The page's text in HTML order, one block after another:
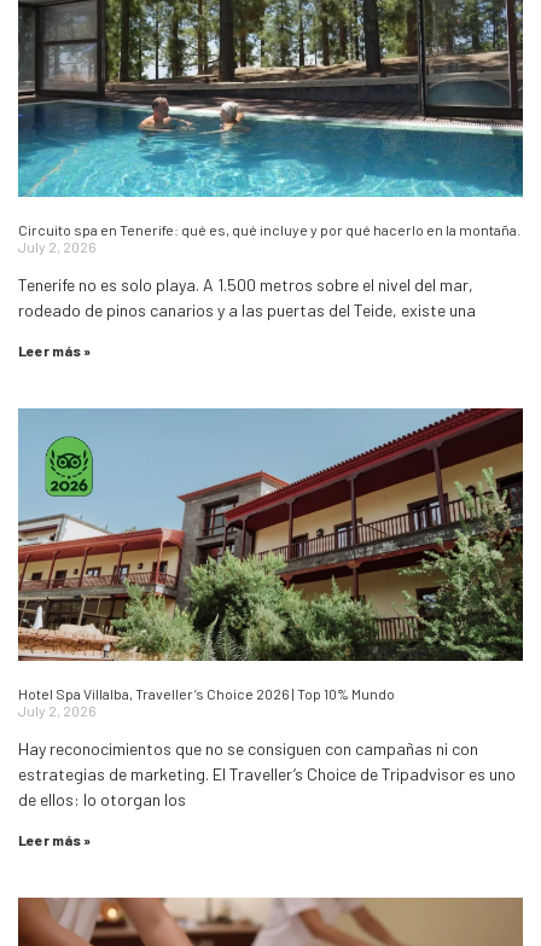
Circuito spa en Tenerife: qué es, qué incluye y por qué hacerlo en la montaña.
July 2, 2026
Tenerife no es solo playa. A 1.500 metros sobre el nivel del mar,
rodeado de pinos canarios y a las puertas del Teide, existe una
Leer más »
Hotel Spa Villalba, Traveller’s Choice 2026 | Top 10% Mundo
July 2, 2026
Hay reconocimientos que no se consiguen con campañas ni con
estrategias de marketing. El Traveller’s Choice de Tripadvisor es uno
de ellos: lo otorgan los
Leer más »